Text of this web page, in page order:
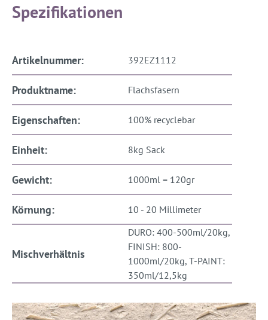
Spezifikationen
Artikelnummer: 392EZ1112
Produktname: Flachsfasern
Eigenschaften: 100% recyclebar
Einheit: 8kg Sack
Gewicht: 1000ml = 120gr
Körnung: 10 - 20 Millimeter
Mischverhältnis
DURO: 400-500ml/20kg,
FINISH: 800-
1000ml/20kg, T-PAINT:
350ml/12,5kg